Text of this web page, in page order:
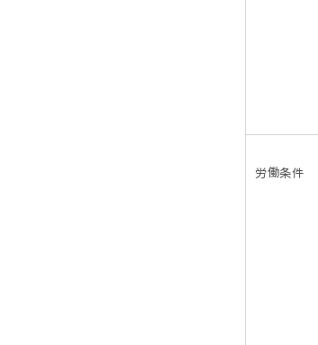
労働条件